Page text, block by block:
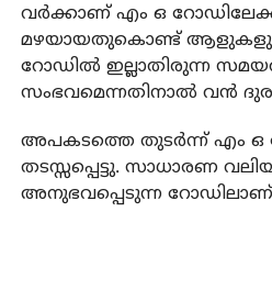
വര്‍ക്കാണ് എം ഒ
മഴയായതുകൊണ്ട്
റോഡില്‍ ഇല്ലാതിരുന്ന
സംഭവമെന്നതിനാല്‍ വന്‍
അപകടത്തെ തുടര്‍ന്ന് എം
തടസ്സപ്പെട്ടു. സാധാരണ
അനുഭവപ്പെടുന്ന